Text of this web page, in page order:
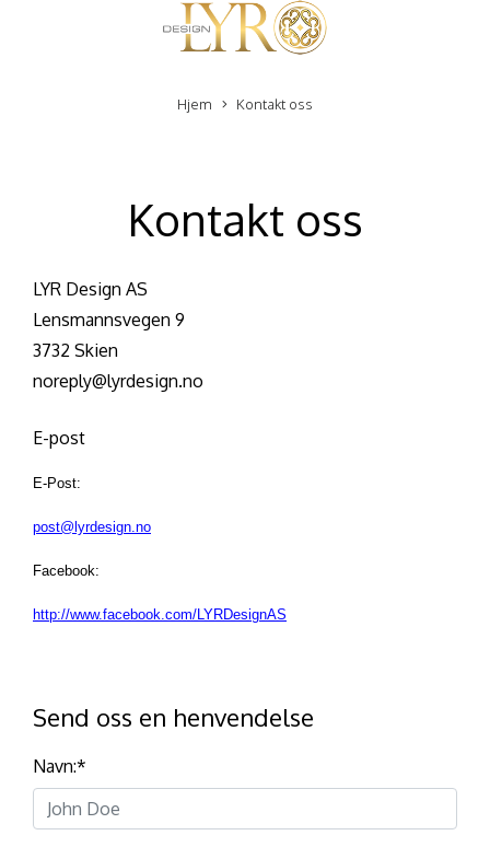
Hjem Kontakt oss
Kontakt oss
LYR Design AS
Lensmannsvegen 9
3732 Skien
noreply@lyrdesign.no
E-post
E-Post:
post@lyrdesign.no
Facebook:
http://www.facebook.com/LYRDesignAS
Send oss en henvendelse
Navn:*